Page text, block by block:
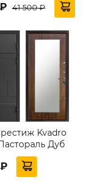
41 500 ₽
Kvadro
Дуб